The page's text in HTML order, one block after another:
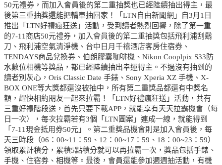
50元禮券，而加入會員後的第二重抽獎也已經陸續抽出得主，最
後第三重抽獎還能把轎車抽回家！「LTN自由新聞網」自3月1日
推出「LTN好禮瘋狂送」活動，受到讀者熱烈回響，除了第一重
的7-11商店50元禮券，加入會員後的第二重抽獎包括飛利浦刮鬍
刀、飛利浦空氣清淨機、台中日月千禧酒店客房住宿券、
TENDAYS商品兌換券、伯朗膠囊咖啡機、Nikon Cooplpix S33防
水數位相機等獎品，都已經陸續抽出幸運得主。不過沒有抽到的
讀者別灰心，Oris Classic Date 手錶、Sony Xperia XZ 手機、X-
BOX ONE等大獎都還沒被抽中，所有第二重獎品都還有中獎名
額，趕快相約朋友一起來拉霸！「LTN好禮瘋狂送」活動，共有
三重好禮階段送，首先只要下載APP，就能享有天天拉霸機會（每
日一次），每次拉霸若有3個「LTN圖案」連成一線，就能得到
「7-11現金抵用券50元」。第二重獎品機會則是加入會員後，每
天三時段（06：00~11：59、12：00~17：59、18：00~23：59）
領取累計積分，累積5點積分就可以再拉霸一次，獎品包括手錶、
手機、住宿券、相機等。最後，會員還能參加週週抽活動，有機